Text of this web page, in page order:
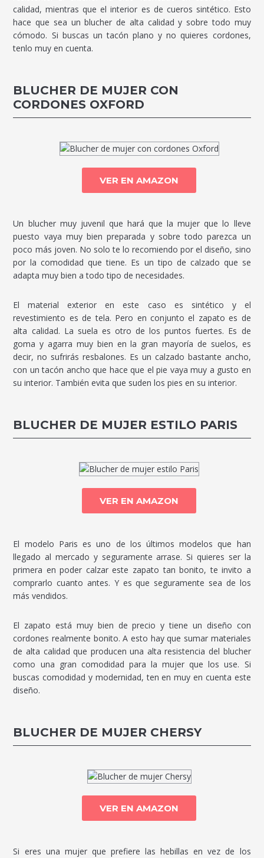
calidad, mientras que el interior es de cueros sintético. Esto
hace que sea un blucher de alta calidad y sobre todo muy
cómodo. Si buscas un tacón plano y no quieres cordones,
tenlo muy en cuenta.
BLUCHER DE MUJER CON
CORDONES OXFORD
VER EN AMAZON
Un blucher muy juvenil que hará que la mujer que lo lleve
puesto vaya muy bien preparada y sobre todo parezca un
poco más joven. No solo te lo recomiendo por el diseño, sino
por la comodidad que tiene. Es un tipo de calzado que se
adapta muy bien a todo tipo de necesidades.
El material exterior en este caso es sintético y el
revestimiento es de tela. Pero en conjunto el zapato es de
alta calidad. La suela es otro de los puntos fuertes. Es de
goma y agarra muy bien en la gran mayoría de suelos, es
decir, no sufrirás resbalones. Es un calzado bastante ancho,
con un tacón ancho que hace que el pie vaya muy a gusto en
su interior. También evita que suden los pies en su interior.
BLUCHER DE MUJER ESTILO PARIS
VER EN AMAZON
El modelo Paris es uno de los últimos modelos que han
llegado al mercado y seguramente arrase. Si quieres ser la
primera en poder calzar este zapato tan bonito, te invito a
comprarlo cuanto antes. Y es que seguramente sea de los
más vendidos.
El zapato está muy bien de precio y tiene un diseño con
cordones realmente bonito. A esto hay que sumar materiales
de alta calidad que producen una alta resistencia del blucher
como una gran comodidad para la mujer que los use. Si
buscas comodidad y modernidad, ten en muy en cuenta este
diseño.
BLUCHER DE MUJER CHERSY
VER EN AMAZON
Si eres una mujer que prefiere las hebillas en vez de los